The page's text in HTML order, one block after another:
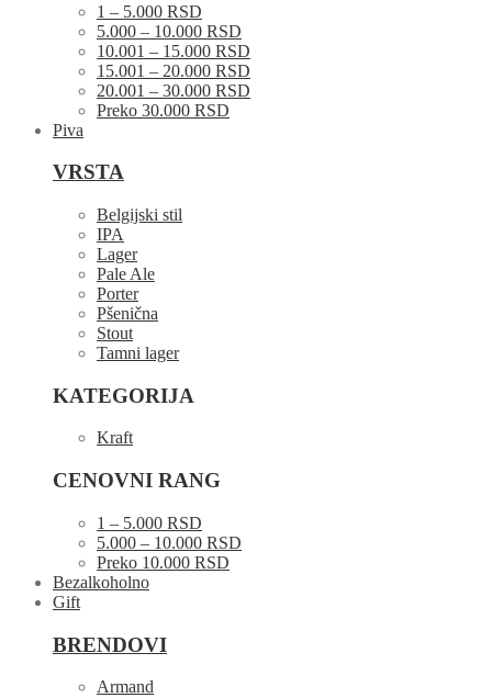
1 – 5.000 RSD
5.000 – 10.000 RSD
10.001 – 15.000 RSD
15.001 – 20.000 RSD
20.001 – 30.000 RSD
Preko 30.000 RSD
Piva
VRSTA
Belgijski stil
IPA
Lager
Pale Ale
Porter
Pšenična
Stout
Tamni lager
KATEGORIJA
Kraft
CENOVNI RANG
1 – 5.000 RSD
5.000 – 10.000 RSD
Preko 10.000 RSD
Bezalkoholno
Gift
BRENDOVI
Armand